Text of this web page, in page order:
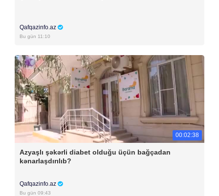
Qafqazinfo.az
Bu gün 11:10
00:02:38
Azyaşlı şəkərli diabet olduğu üçün bağçadan
kənarlaşdırılıb?
Qafqazinfo.az
Bu gün 09:43